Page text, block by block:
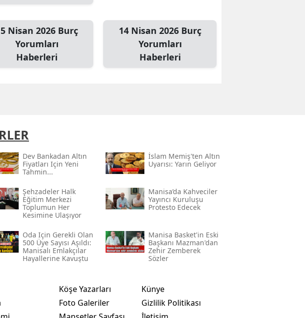
Nisan 2026 Burç
Yorumları
Haberleri
14 Nisan 2026 Burç
Yorumları
Haberleri
Dev Bankadan Altın
Fiyatları Için Yeni
Tahmin...
İslam Memiş'ten Altın
Uyarısı: Yarın Geliyor
Şehzadeler Halk
Eğitim Merkezi
Toplumun Her
Kesimine Ulaşıyor
Manisa’da Kahveciler
Yayıncı Kuruluşu
Protesto Edecek
Oda Için Gerekli Olan
500 Üye Sayısı Aşıldı:
Manisalı Emlakçılar
Hayallerine Kavuştu
Manisa Basket'in Eski
Başkanı Mazman'dan
Zehir Zemberek
Sözler
Köşe Yazarları
Foto Galeriler
Künye
Gizlilik Politikası